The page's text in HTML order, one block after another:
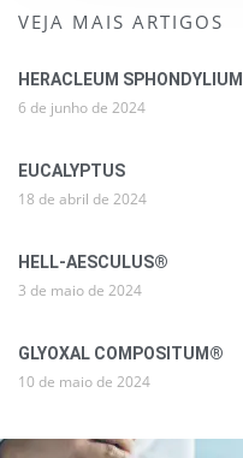
VEJA MAIS ARTIGOS
HERACLEUM SPHONDYLIUM
6 de junho de 2024
EUCALYPTUS
18 de abril de 2024
HELL-AESCULUS®
3 de maio de 2024
GLYOXAL COMPOSITUM®
10 de maio de 2024